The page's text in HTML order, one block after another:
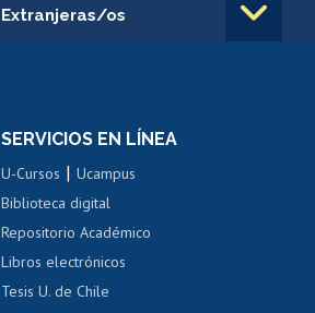
Extranjeras/os
Cursos de español
SERVICIOS EN LÍNEA
U-Cursos |Ucampus
Biblioteca digital
Repositorio Académico
Libros electrónicos
Tesis U. de Chile